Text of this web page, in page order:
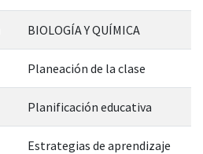
BIOLOGÍA Y QUÍMICA
Planeación de la clase
Planificación educativa
Estrategias de aprendizaje